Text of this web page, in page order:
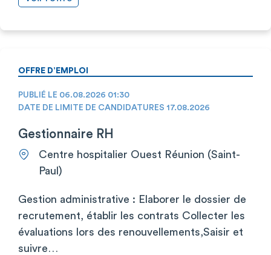
OFFRE D’EMPLOI
PUBLIÉ LE 06.08.2026 01:30
DATE DE LIMITE DE CANDIDATURES 17.08.2026
Gestionnaire RH
Centre hospitalier Ouest Réunion (Saint-
Paul)
Gestion administrative : Elaborer le dossier de
recrutement, établir les contrats Collecter les
évaluations lors des renouvellements,Saisir et
suivre…